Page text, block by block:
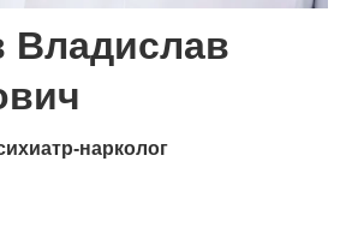
Владислав
нарколог